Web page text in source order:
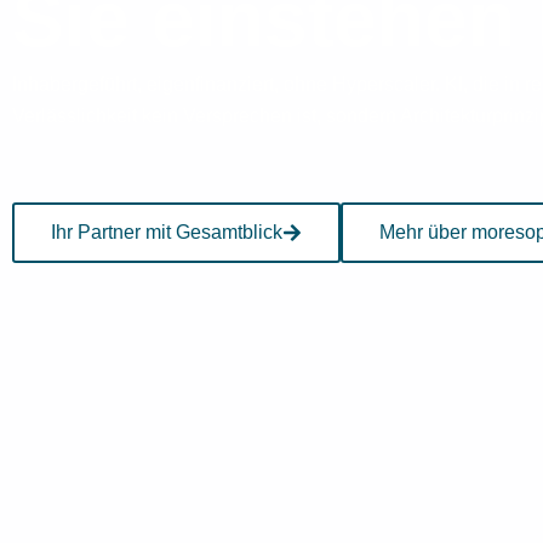
Ihr Partner mit Gesamtblick Mehr über